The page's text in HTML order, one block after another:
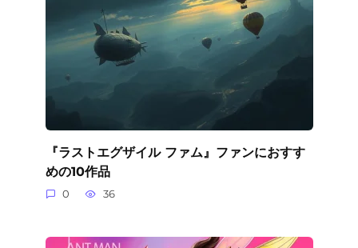
『ラストエグザイル ファム』ファンにおすす
めの10作品
0 36